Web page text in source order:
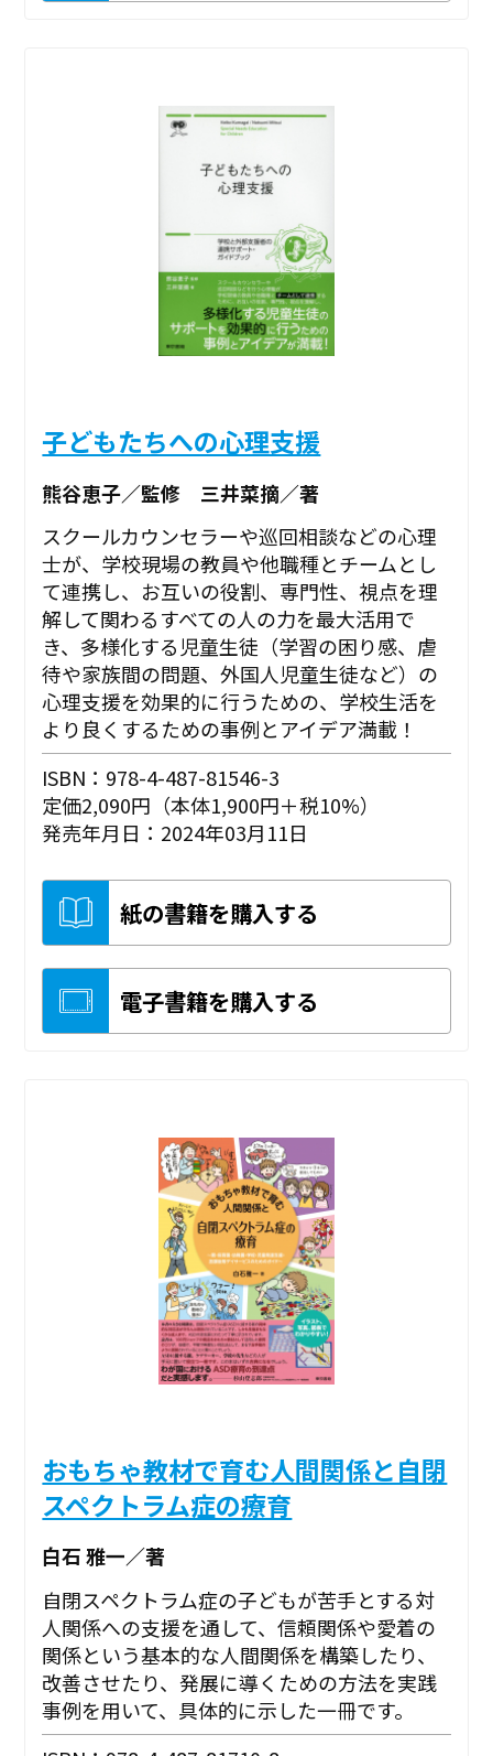
子どもたちへの心理支援
熊谷恵子／監修 三井菜摘／著
スクールカウンセラーや巡回相談などの心理
士が、学校現場の教員や他職種とチームとし
て連携し、お互いの役割、専門性、視点を理
解して関わるすべての人の力を最大活用で
き、多様化する児童生徒（学習の困り感、虐
待や家族間の問題、外国人児童生徒など）の
心理支援を効果的に行うための、学校生活を
より良くするための事例とアイデア満載！
ISBN：978-4-487-81546-3
定価2,090円（本体1,900円＋税10%）
発売年月日：2024年03月11日
紙の書籍を購入する
電子書籍を購入する
おもちゃ教材で育む人間関係と自閉
スペクトラム症の療育
白石 雅一／著
自閉スペクトラム症の子どもが苦手とする対
人関係への支援を通して、信頼関係や愛着の
関係という基本的な人間関係を構築したり、
改善させたり、発展に導くための方法を実践
事例を用いて、具体的に示した一冊です。